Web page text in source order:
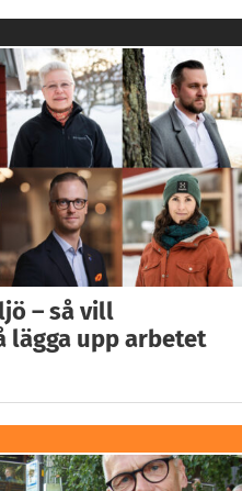
– så vill
lägga upp arbetet